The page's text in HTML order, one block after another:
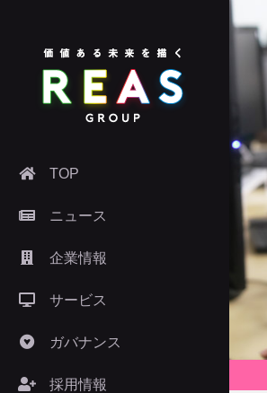
TOP
ニュース
企業情報
サービス
ガバナンス
採用情報